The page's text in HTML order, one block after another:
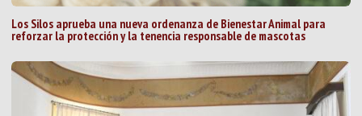
Los Silos aprueba una nueva ordenanza de Bienestar Animal para
reforzar la protección y la tenencia responsable de mascotas